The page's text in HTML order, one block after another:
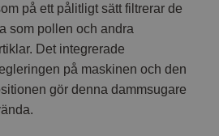
på ett pålitligt sätt filtrerar de
som pollen och andra
Det integrerade
på maskinen och den
gör denna dammsugare